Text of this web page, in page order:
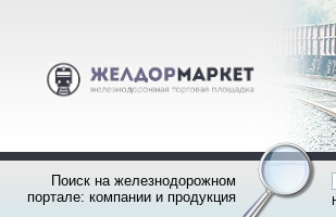
Поиск на железнодорожном
портале: компании и продукция